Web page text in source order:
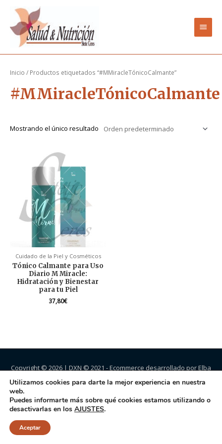
contenido
Inicio / Productos etiquetados “#MMiracleTónicoCalmante”
#MMiracleTónicoCalmante
Mostrando el único resultado
Cuidado de la Piel y Cosméticos
Tónico Calmante para Uso
Diario M Miracle:
Hidratación y Bienestar
para tu Piel
37,80€
Copyright © 2026 | DXN © 2021 - Ecommerce desarrollado por Elba
Jiménez.
Utilizamos cookies para darte la mejor experiencia en nuestra
web.
Puedes informarte más sobre qué cookies estamos utilizando o
desactivarlas en los AJUSTES.
Aceptar